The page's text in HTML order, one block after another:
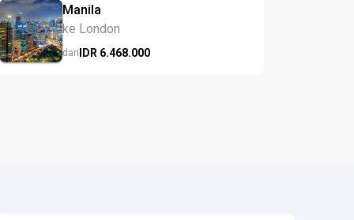
Manila
ke London
dariIDR 6.468.000